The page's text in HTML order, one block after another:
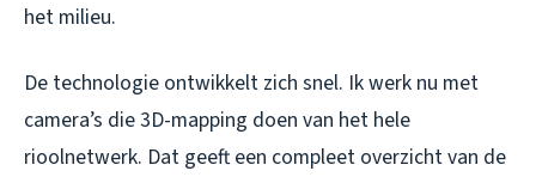
het milieu.
De technologie ontwikkelt zich snel. Ik werk nu met
camera’s die 3D-mapping doen van het hele
rioolnetwerk. Dat geeft een compleet overzicht van de